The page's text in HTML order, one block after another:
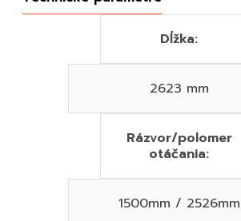
Dĺžka:
2623 mm
Rázvor/polomer
otáčania:
1500mm / 2526mm